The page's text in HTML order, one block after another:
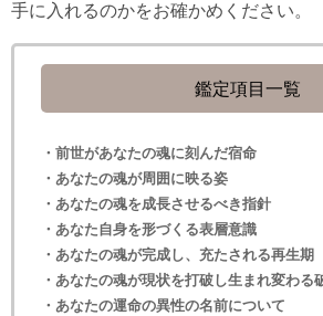
手に入れるのかをお確かめください。
鑑定項目一覧
・前世があなたの魂に刻んだ宿命
・あなたの魂が周囲に映る姿
・あなたの魂を成長させるべき指針
・あなた自身を形づくる表層意識
・あなたの魂が完成し、充たされる再生期
・あなたの魂が現状を打破し生まれ変わる
・あなたの運命の異性の名前について